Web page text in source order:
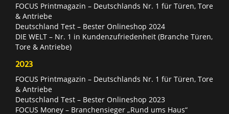
FOCUS Printmagazin – Deutschlands Nr. 1 für Türen, Tore
& Antriebe
Deutschland Test – Bester Onlineshop 2024
DIE WELT – Nr. 1 in Kundenzufriedenheit (Branche Türen,
Tore & Antriebe)
2023
FOCUS Printmagazin – Deutschlands Nr. 1 für Türen, Tore
& Antriebe
Deutschland Test – Bester Onlineshop 2023
FOCUS Money – Branchensieger „Rund ums Haus“